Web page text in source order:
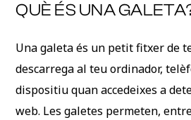
QUÈ ÉS UNA
Una galeta és un petit fitxer de
descarrega al teu ordinador,
dispositiu quan accedeixes a
web. Les galetes permeten,